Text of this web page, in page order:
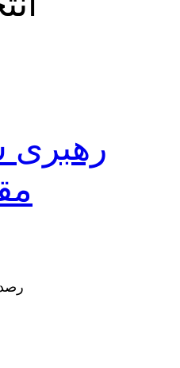
رهبری